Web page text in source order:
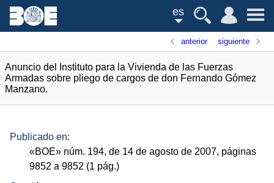
es
anterior siguiente
Anuncio del Instituto para la Vivienda de las Fuerzas
Armadas sobre pliego de cargos de don Fernando Gómez
Manzano.
Publicado en:
«BOE» núm. 194, de 14 de agosto de 2007, páginas
9852 a 9852 (1 pág.)